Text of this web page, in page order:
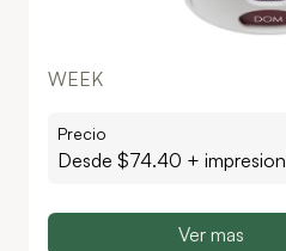
WEEK
Precio
Desde $74.40 + impresion
Ver mas